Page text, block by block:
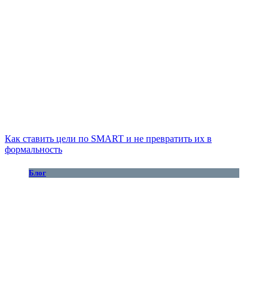
Как ставить цели по SMART и не превратить их в
формальность
Блог